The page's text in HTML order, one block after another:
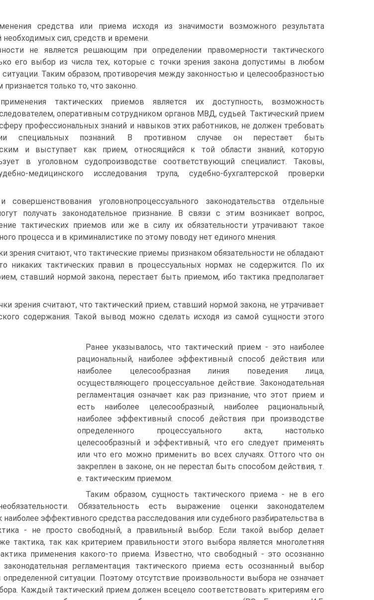
средства или приема исходя из значимости возможного результата
необходимых сил, средств и времени.
не является решающим при определении правомерности тактического
его выбор из числа тех, которые с точки зрения закона допустимы в любом
ситуации. Таким образом, противоречия между законностью и целесообразностью
только то, что законно.
тактических приемов является их доступность, возможность
оперативным сотрудником органов МВД, судьей. Тактический прием
профессиональных знаний и навыков этих работников, не должен требовать
специальных познаний. В противном случае он перестает быть
и выступает как прием, относящийся к той области знаний, которую
в уголовном судопроизводстве соответствующий специалист. Таковы,
медицинского исследования трупа, судебно-бухгалтерской проверки
уголовнопроцессуального законодательства отдельные
получать законодательное признание. В связи с этим возникает вопрос,
тактических приемов или же в силу их обязательности утрачивают такое
процесса и в криминалистике по этому поводу нет единого мнения.
зрения считают, что тактические приемы признаком обязательности не обладают
никаких тактических правил в процессуальных нормах не содержится. По их
ставший нормой закона, перестает быть приемом, ибо тактика предполагает
зрения считают, что тактический прием, ставший нормой закона, не утрачивает
содержания. Такой вывод можно сделать исходя из самой сущности этого
Ранее указывалось, что тактический прием - это наиболее
рациональный, наиболее эффективный способ действия или
наиболее целесообразная линия поведения лица,
осуществляющего процессуальное действие. Законодательная
регламентация означает как раз признание, что этот прием и
есть наиболее целесообразный, наиболее рациональный,
наиболее эффективный способ действия при производстве
определенного процессуального акта, настолько
целесообразный и эффективный, что его следует применять
или что его можно применить во всех случаях. Оттого что он
закреплен в законе, он не перестал быть способом действия, т.
е. тактическим приемом.
Таким образом, сущность тактического приема - не в его
Обязательность есть выражение оценки законодателем
наиболее эффективного средства расследования или судебного разбирательства в
- не просто свободный, а правильный выбор. Если такой выбор делает
тактика, так как критерием правильности этого выбора является многолетняя
применения какого-то приема. Известно, что свободный - это осознанно
регламентация тактического приема есть осознанный выбор
ситуации. Поэтому отсутствие произвольности выбора не означает
Каждый тактический прием должен всецело соответствовать критериям его